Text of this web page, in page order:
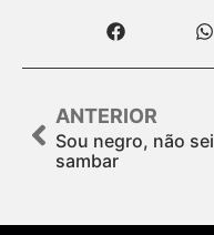
ANTERIOR
Sou negro, não sei
sambar